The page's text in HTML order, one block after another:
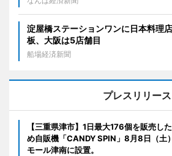
淀屋橋ステーションワンに日本料理
板、大阪は5店舗目
船場経済新聞
プレスリリース
【三重県津市】1日最大176個を販売し
め自販機「CANDY SPIN」8月8日（土
モール津南に設置。